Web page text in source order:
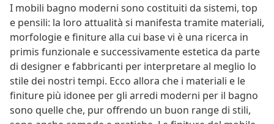
I mobili bagno moderni sono costituiti da sistemi, top
e pensili: la loro attualità si manifesta tramite materiali,
morfologie e finiture alla cui base vi è una ricerca in
primis funzionale e successivamente estetica da parte
di designer e fabbricanti per interpretare al meglio lo
stile dei nostri tempi. Ecco allora che i materiali e le
finiture più idonee per gli arredi moderni per il bagno
sono quelle che, pur offrendo un buon range di stili,